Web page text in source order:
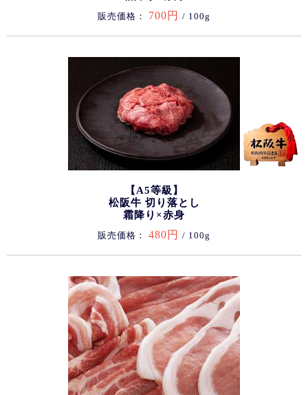
販売価格： 700円 / 100g
【A5等級】
松阪牛 切り落とし
霜降り×赤身
販売価格： 480円 / 100g